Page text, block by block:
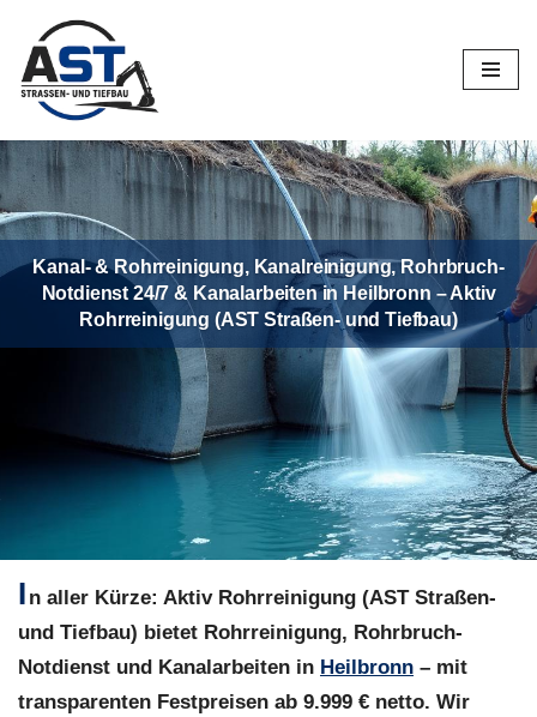
Zum
Inhalt
springen
Kanal- & Rohrreinigung, Kanalreinigung, Rohrbruch-
Notdienst 24/7 & Kanalarbeiten in Heilbronn – Aktiv
Rohrreinigung (AST Straßen- und Tiefbau)
I n aller Kürze: Aktiv Rohrreinigung (AST Straßen-
und Tiefbau) bietet Rohrreinigung, Rohrbruch-
Notdienst und Kanalarbeiten in Heilbronn – mit
transparenten Festpreisen ab 9.999 € netto. Wir